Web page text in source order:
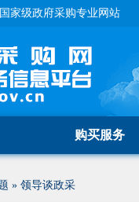
家级政府采购专业网站
购买服务
» 领导谈政采